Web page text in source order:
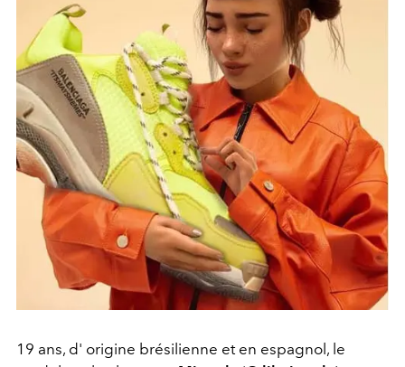
19 ans, d' origine brésilienne et en espagnol, le